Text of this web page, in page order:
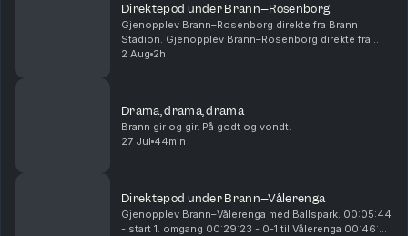
Direktepod under Brann–Rosenborg
Gjenopplev Brann–Rosenborg direkte fra Brann
Stadion. Gjenopplev Brann–Rosenborg direkte fra
Brann Stadion. 00:14:54 - Start 1. omgang 00:28:15 -
2 Aug 2h
Drama, drama, drama
Brann gir og gir. På godt og vondt.
27 Jul 44min
Direktepod under Brann–Vålerenga
Gjenopplev Brann–Vålerenga med Ballspark. 00:05:44
- start 1. omgang 00:29:23 - 0-1 til Vålerenga 00:46:25